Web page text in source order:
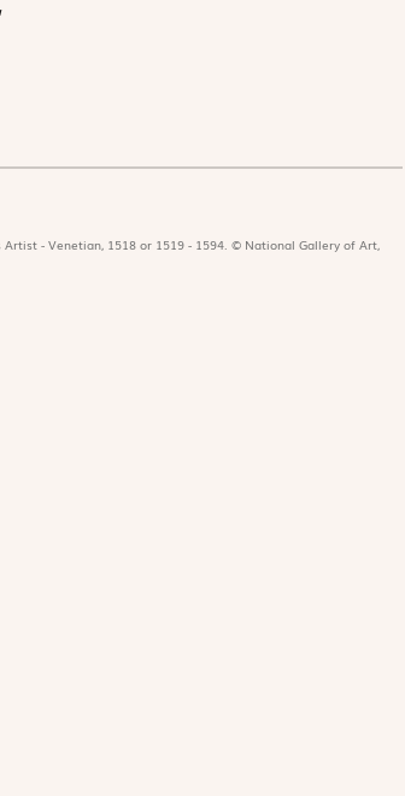
- Venetian, 1518 or 1519 - 1594. © National Gallery of Art,